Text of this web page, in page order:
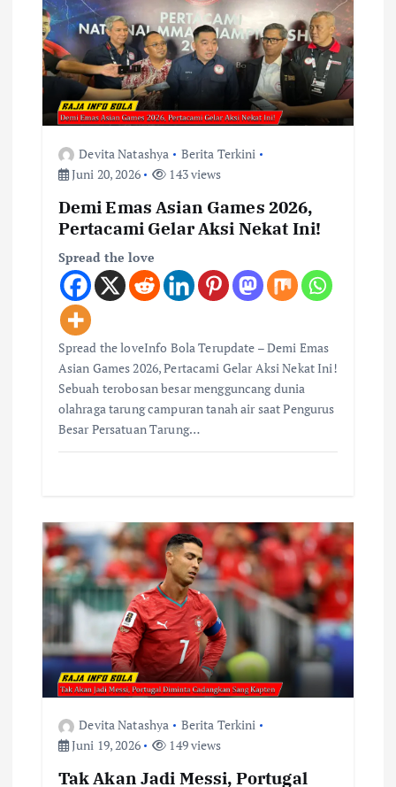
p
o
s
Devita Natashya
Berita Terkini
Juni 20, 2026
143 views
Demi Emas Asian Games 2026,
Pertacami Gelar Aksi Nekat Ini!
Spread the love
Spread the loveInfo Bola Terupdate – Demi Emas
Asian Games 2026, Pertacami Gelar Aksi Nekat Ini!
Sebuah terobosan besar mengguncang dunia
olahraga tarung campuran tanah air saat Pengurus
Besar Persatuan Tarung…
Devita Natashya
Berita Terkini
Juni 19, 2026
149 views
Tak Akan Jadi Messi, Portugal